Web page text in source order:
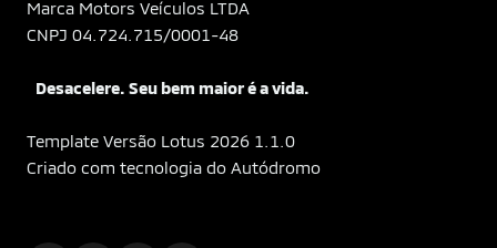
Marca Motors Veículos LTDA
CNPJ 04.724.715/0001-48
Desacelere. Seu bem maior é a vida.
Template Versão Lotus 2026 1.1.0
Criado com tecnologia do Autódromo